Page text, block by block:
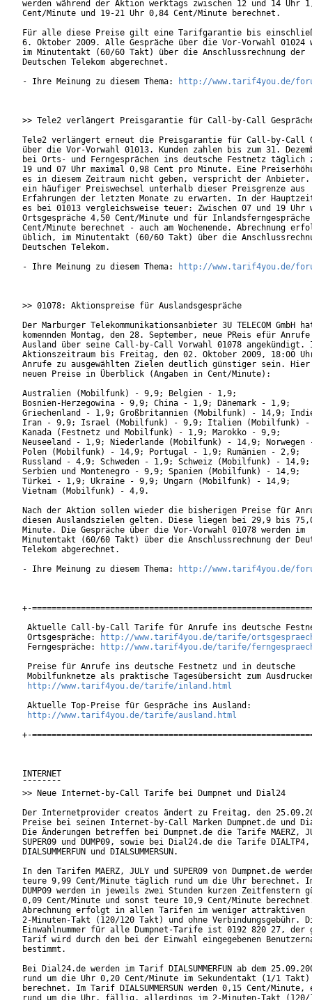
werden während der Aktion werktags zwischen 12 und 14 Uhr
Cent/Minute und 19-21 Uhr 0,84 Cent/Minute
Für alle diese Preise gilt eine Tarifgarantie bis
6. Oktober 2009. Alle Gespräche über die Vor-Vorwahl 01024
im Minutentakt (60/60 Takt) über die Anschlussrechnung der
Deutschen Telekom abgerechnet.
- Ihre Meinung zu diesem Thema:
http://www.tarif4you.de/
>> Tele2 verlängert Preisgarantie für Call-by-Call
Tele2 verlängert erneut die Preisgarantie für Call-by-Call
über die Vor-Vorwahl 01013. Kunden zahlen bis zum 31.
bei Orts- und Ferngesprächen ins deutsche Festnetz täglich
19 und 07 Uhr maximal 0,98 Cent pro Minute. Eine
es in diesem Zeitraum nicht geben, verspricht der
ein häufiger Preiswechsel unterhalb dieser Preisgrenze aus
Erfahrungen der letzten Monate zu erwarten. In der
es bei 01013 vergleichsweise teuer: Zwischen 07 und 19 Uhr
Ortsgespräche 4,50 Cent/Minute und für
Cent/Minute berechnet - auch am Wochenende. Abrechnung
üblich, im Minutentakt (60/60 Takt) über die
Deutschen Telekom.
- Ihre Meinung zu diesem Thema:
http://www.tarif4you.de/
>> 01078: Aktionspreise für Auslandsgespräche
Der Marburger Telekommunikationsanbieter 3U TELECOM GmbH
komennden Montag, den 28. September, neue PReis efür
Ausland über seine Call-by-Call Vorwahl 01078 angekündigt.
Aktionszeitraum bis Freitag, den 02. Oktober 2009, 18:00
Anrufe zu ausgewählten Zielen deutlich günstiger sein.
neuen Preise in Überblick (Angaben in Cent/Minute):
Australien (Mobilfunk) - 9,9; Belgien - 1,9;
Bosnien-Herzegowina - 9,9; China - 1,9; Dänemark - 1,9;
Griechenland - 1,9; Großbritannien (Mobilfunk) - 14,9;
Iran - 9,9; Israel (Mobilfunk) - 9,9; Italien (Mobilfunk) -
Kanada (Festnetz und Mobilfunk) - 1,9; Marokko - 9,9;
Neuseeland - 1,9; Niederlande (Mobilfunk) - 14,9;
Polen (Mobilfunk) - 14,9; Portugal - 1,9; Rumänien - 2,9;
Russland - 4,9; Schweden - 1,9; Schweiz (Mobilfunk) - 14,9;
Serbien und Montenegro - 9,9; Spanien (Mobilfunk) - 14,9;
Türkei - 1,9; Ukraine - 9,9; Ungarn (Mobilfunk) - 14,9;
Vietnam (Mobilfunk) - 4,9.
Nach der Aktion sollen wieder die bisherigen Preise für
diesen Auslandszielen gelten. Diese liegen bei 29,9 bis
Minute. Die Gespräche über die Vor-Vorwahl 01078 werden im
Minutentakt (60/60 Takt) über die Anschlussrechnung der
Telekom abgerechnet.
- Ihre Meinung zu diesem Thema:
http://www.tarif4you.de/
+-
Aktuelle Call-by-Call Tarife für Anrufe ins deutsche
Ortsgespräche:
http://www.tarif4you.de/tarife/
Ferngespräche:
http://www.tarif4you.de/tarife/
Preise für Anrufe ins deutsche Festnetz und in deutsche
Mobilfunknetze als praktische Tagesübersicht zum
http://www.tarif4you.de/tarife/inland.html
Aktuelle Top-Preise für Gespräche ins Ausland:
http://www.tarif4you.de/tarife/ausland.html
+-
INTERNET
¯¯¯¯¯¯¯¯
>> Neue Internet-by-Call Tarife bei Dumpnet und Dial24
Der Internetprovider creatos ändert zu Freitag, den
Preise bei seinen Internet-by-Call Marken Dumpnet.de und
Die Änderungen betreffen bei Dumpnet.de die Tarife MAERZ,
SUPER09 und DUMP09, sowie bei Dial24.de die Tarife DIALTP4,
DIALSUMMERFUN und DIALSUMMERSUN.
In den Tarifen MAERZ, JULY und SUPER09 von Dumpnet.de
teure 9,99 Cent/Minute täglich rund um die Uhr berechnet.
DUMP09 werden in jeweils zwei Stunden kurzen Zeitfenstern
0,09 Cent/Minute und sonst teure 10,9 Cent/Minute
Abrechnung erfolgt in allen Tarifen im weniger attraktiven
2-Minuten-Takt (120/120 Takt) und ohne Verbindungsgebühr.
Einwahlnummer für alle Dumpnet-Tarife ist 0192 820 27, der
Tarif wird durch den bei der Einwahl eingegebenen
bestimmt.
Bei Dial24.de werden im Tarif DIALSUMMERFUN ab dem
rund um die Uhr 0,20 Cent/Minute im Sekundentakt (1/1 Takt)
berechnet. Im Tarif DIALSUMMERSUN werden 0,15 Cent/
rund um die Uhr, fällig, allerdings im 2-Minuten-Takt (120/